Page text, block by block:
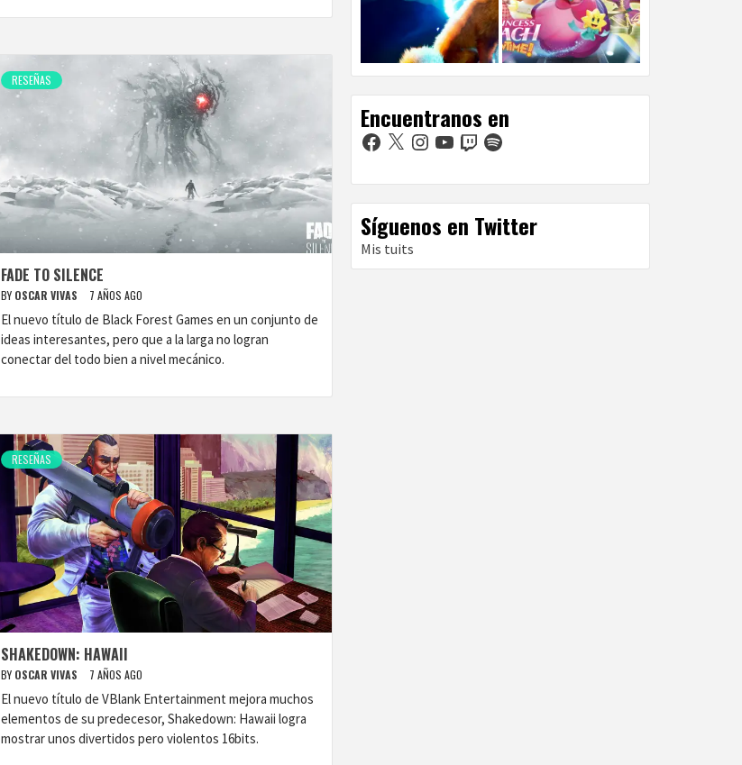
RESEÑAS
FADE TO SILENCE
BY OSCAR VIVAS 7 AÑOS AGO
El nuevo título de Black Forest Games en un conjunto de
ideas interesantes, pero que a la larga no logran
conectar del todo bien a nivel mecánico.
RESEÑAS
SHAKEDOWN: HAWAII
BY OSCAR VIVAS 7 AÑOS AGO
El nuevo título de VBlank Entertainment mejora muchos
elementos de su predecesor, Shakedown: Hawaii logra
mostrar unos divertidos pero violentos 16bits.
Encuentranos en
Facebook
X Instagram
YouTubeTwitchSpotify
Síguenos en Twitter
Mis tuits